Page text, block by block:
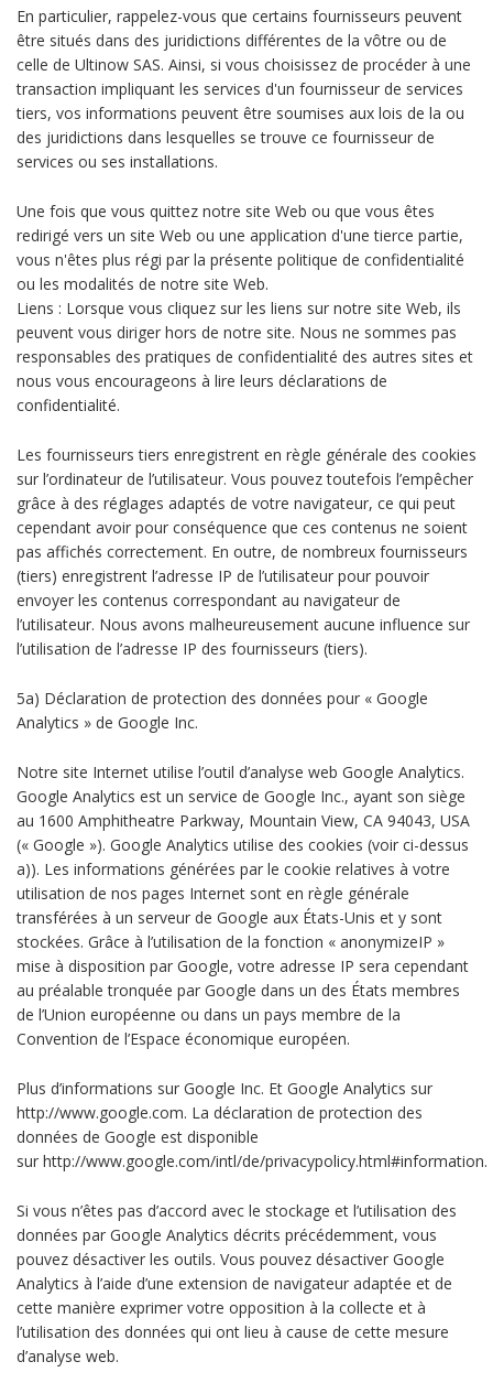
En particulier, rappelez-vous que certains fournisseurs peuvent
être situés dans des juridictions différentes de la vôtre ou de
celle de Ultinow SAS. Ainsi, si vous choisissez de procéder à une
transaction impliquant les services d'un fournisseur de services
tiers, vos informations peuvent être soumises aux lois de la ou
des juridictions dans lesquelles se trouve ce fournisseur de
services ou ses installations.
Une fois que vous quittez notre site Web ou que vous êtes
redirigé vers un site Web ou une application d'une tierce partie,
vous n'êtes plus régi par la présente politique de confidentialité
ou les modalités de notre site Web.
Liens : Lorsque vous cliquez sur les liens sur notre site Web, ils
peuvent vous diriger hors de notre site. Nous ne sommes pas
responsables des pratiques de confidentialité des autres sites et
nous vous encourageons à lire leurs déclarations de
confidentialité.
Les fournisseurs tiers enregistrent en règle générale des cookies
sur l’ordinateur de l’utilisateur. Vous pouvez toutefois l’empêcher
grâce à des réglages adaptés de votre navigateur, ce qui peut
cependant avoir pour conséquence que ces contenus ne soient
pas affichés correctement. En outre, de nombreux fournisseurs
(tiers) enregistrent l’adresse IP de l’utilisateur pour pouvoir
envoyer les contenus correspondant au navigateur de
l’utilisateur. Nous avons malheureusement aucune influence sur
l’utilisation de l’adresse IP des fournisseurs (tiers).
5a) Déclaration de protection des données pour « Google
Analytics » de Google Inc.
Notre site Internet utilise l’outil d’analyse web Google Analytics.
Google Analytics est un service de Google Inc., ayant son siège
au 1600 Amphitheatre Parkway, Mountain View, CA 94043, USA
(« Google »). Google Analytics utilise des cookies (voir ci-dessus
a)). Les informations générées par le cookie relatives à votre
utilisation de nos pages Internet sont en règle générale
transférées à un serveur de Google aux États-Unis et y sont
stockées. Grâce à l’utilisation de la fonction « anonymizeIP »
mise à disposition par Google, votre adresse IP sera cependant
au préalable tronquée par Google dans un des États membres
de l’Union européenne ou dans un pays membre de la
Convention de l’Espace économique européen.
Plus d’informations sur Google Inc. Et Google Analytics sur
http://www.google.com. La déclaration de protection des
données de Google est disponible
sur http://www.google.com/intl/de/privacypolicy.html#information.
Si vous n’êtes pas d’accord avec le stockage et l’utilisation des
données par Google Analytics décrits précédemment, vous
pouvez désactiver les outils. Vous pouvez désactiver Google
Analytics à l’aide d’une extension de navigateur adaptée et de
cette manière exprimer votre opposition à la collecte et à
l’utilisation des données qui ont lieu à cause de cette mesure
d’analyse web.